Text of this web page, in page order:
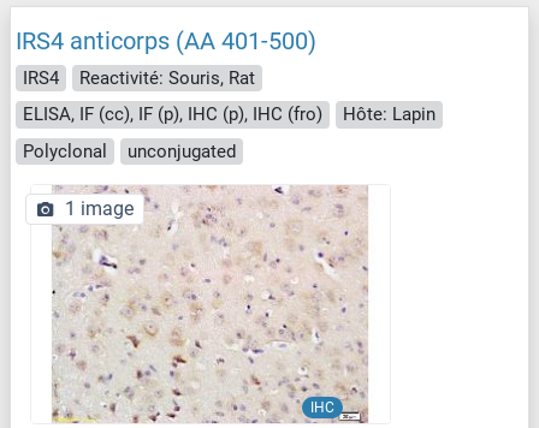
IRS4 anticorps (AA 401-500)
IRS4
Reactivité: Souris, Rat
ELISA, IF (cc), IF (p), IHC (p), IHC (fro)
Hôte: Lapin
Polyclonal
unconjugated
IHC
1 image